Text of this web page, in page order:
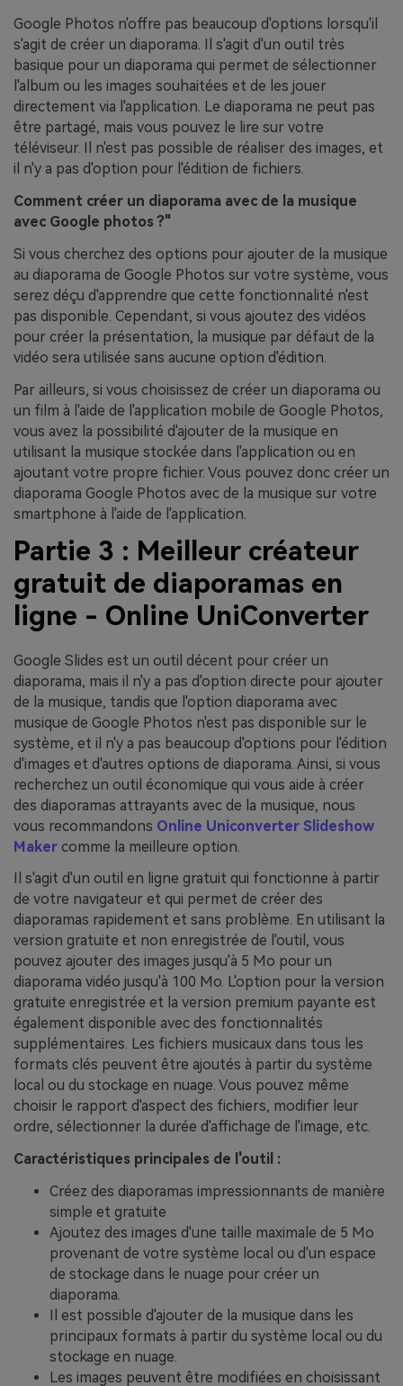
Google Photos n'offre pas beaucoup d'options lorsqu'il
s'agit de créer un diaporama. Il s'agit d'un outil très
basique pour un diaporama qui permet de sélectionner
l'album ou les images souhaitées et de les jouer
directement via l'application. Le diaporama ne peut pas
être partagé, mais vous pouvez le lire sur votre
téléviseur. Il n'est pas possible de réaliser des images, et
il n'y a pas d'option pour l'édition de fichiers.
Comment créer un diaporama avec de la musique
avec Google photos ?"
Si vous cherchez des options pour ajouter de la musique
au diaporama de Google Photos sur votre système, vous
serez déçu d'apprendre que cette fonctionnalité n'est
pas disponible. Cependant, si vous ajoutez des vidéos
pour créer la présentation, la musique par défaut de la
vidéo sera utilisée sans aucune option d'édition.
Par ailleurs, si vous choisissez de créer un diaporama ou
un film à l'aide de l'application mobile de Google Photos,
vous avez la possibilité d'ajouter de la musique en
utilisant la musique stockée dans l'application ou en
ajoutant votre propre fichier. Vous pouvez donc créer un
diaporama Google Photos avec de la musique sur votre
smartphone à l'aide de l'application.
Partie 3 : Meilleur créateur
gratuit de diaporamas en
ligne - Online UniConverter
Google Slides est un outil décent pour créer un
diaporama, mais il n'y a pas d'option directe pour ajouter
de la musique, tandis que l'option diaporama avec
musique de Google Photos n'est pas disponible sur le
système, et il n'y a pas beaucoup d'options pour l'édition
d'images et d'autres options de diaporama. Ainsi, si vous
recherchez un outil économique qui vous aide à créer
des diaporamas attrayants avec de la musique, nous
vous recommandons Online Uniconverter Slideshow
Maker comme la meilleure option.
Il s'agit d'un outil en ligne gratuit qui fonctionne à partir
de votre navigateur et qui permet de créer des
diaporamas rapidement et sans problème. En utilisant la
version gratuite et non enregistrée de l'outil, vous
pouvez ajouter des images jusqu'à 5 Mo pour un
diaporama vidéo jusqu'à 100 Mo. L'option pour la version
gratuite enregistrée et la version premium payante est
également disponible avec des fonctionnalités
supplémentaires. Les fichiers musicaux dans tous les
formats clés peuvent être ajoutés à partir du système
local ou du stockage en nuage. Vous pouvez même
choisir le rapport d'aspect des fichiers, modifier leur
ordre, sélectionner la durée d'affichage de l'image, etc.
Caractéristiques principales de l'outil :
Créez des diaporamas impressionnants de manière
simple et gratuite
Ajoutez des images d'une taille maximale de 5 Mo
provenant de votre système local ou d'un espace
de stockage dans le nuage pour créer un
diaporama.
Il est possible d'ajouter de la musique dans les
principaux formats à partir du système local ou du
stockage en nuage.
Les images peuvent être modifiées en choisissant